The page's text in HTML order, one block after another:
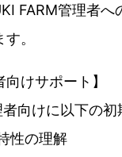
FARM管理者へ
。
向けサポート】
向けに以下の初
性の理解